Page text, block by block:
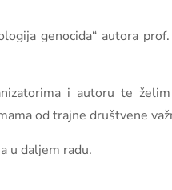
genocida“ autora
i autoru te
od trajne društvene
u daljem radu.